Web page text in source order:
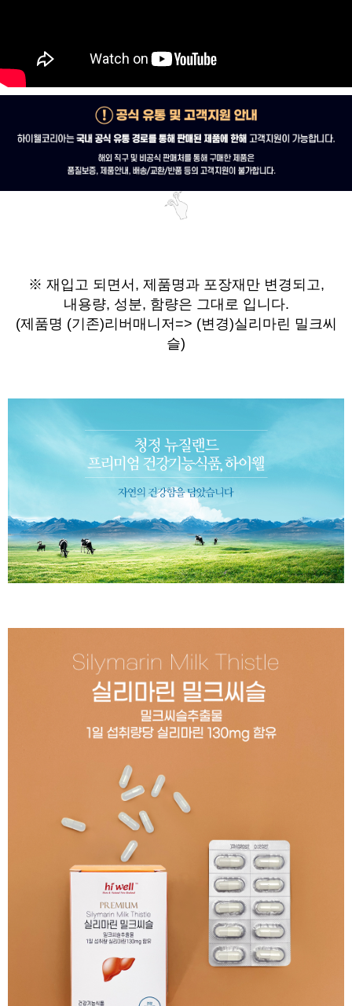
※ 재입고 되면서, 제품명과 포장재만 변경되고,
내용량, 성분, 함량은 그대로 입니다.
(제품명 (기존)리버매니저=> (변경)실리마린 밀크씨
슬)